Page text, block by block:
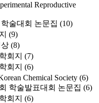
Reproductive
술대회 논문집 (10)
(9)
(8)
회지 (7)
회지 (6)
Chemical Society (6)
학술발표대회 논문집 (6)
회지 (6)